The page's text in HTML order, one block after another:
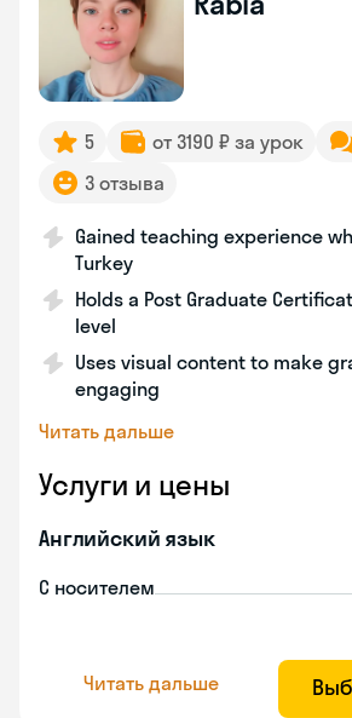
5 от 3190 ₽ за урок
3 отзыва
Gained teaching experience
Turkey
Holds a Post Graduate
level
Uses visual content to make
engaging
Читать дальше
Услуги и цены
Английский язык
С носителем
Читать дальше